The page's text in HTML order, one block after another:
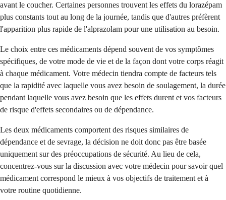
avant le coucher. Certaines personnes trouvent les effets du lorazépam
plus constants tout au long de la journée, tandis que d'autres préfèrent
l'apparition plus rapide de l'alprazolam pour une utilisation au besoin.
Le choix entre ces médicaments dépend souvent de vos symptômes
spécifiques, de votre mode de vie et de la façon dont votre corps réagit
à chaque médicament. Votre médecin tiendra compte de facteurs tels
que la rapidité avec laquelle vous avez besoin de soulagement, la durée
pendant laquelle vous avez besoin que les effets durent et vos facteurs
de risque d'effets secondaires ou de dépendance.
Les deux médicaments comportent des risques similaires de
dépendance et de sevrage, la décision ne doit donc pas être basée
uniquement sur des préoccupations de sécurité. Au lieu de cela,
concentrez-vous sur la discussion avec votre médecin pour savoir quel
médicament correspond le mieux à vos objectifs de traitement et à
votre routine quotidienne.